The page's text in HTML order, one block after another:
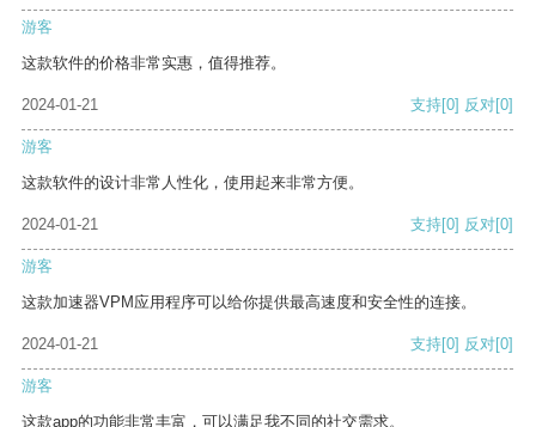
游客
这款软件的价格非常实惠，值得推荐。
2024-01-21 支持[0] 反对[0]
游客
这款软件的设计非常人性化，使用起来非常方便。
2024-01-21 支持[0] 反对[0]
游客
这款加速器VPM应用程序可以给你提供最高速度和安全性的连接。
2024-01-21 支持[0] 反对[0]
游客
这款app的功能非常丰富，可以满足我不同的社交需求。